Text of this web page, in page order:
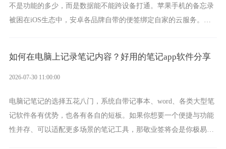
不是功能的多少，而是数据能不能跨设备打通。苹果手机的备忘录
被困在iOS生态中，安卓各品牌自带的便签绑定自家的云服务。而
如何在电脑上记录笔记内容？好用的笔记app软件分享
2026-07-30 11:00:00
电脑记笔记的选择五花八门，系统自带记事本、word、各类大型笔
记软件各有优势，也各有各自的短板。如果你想要一个便捷与功能
性并存、可以适配更多场景的笔记工具，那敬业签将会是你极易上